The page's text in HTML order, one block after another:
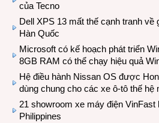
của Tecno
Dell XPS 13 mất thế cạnh tranh
Hàn Quốc
Microsoft có kế hoạch phát triển
8GB RAM có thể chạy hiệu quả
Hệ điều hành Nissan OS được
dùng chung cho các xe ô-tô thế hệ
21 showroom xe máy điện
Philippines